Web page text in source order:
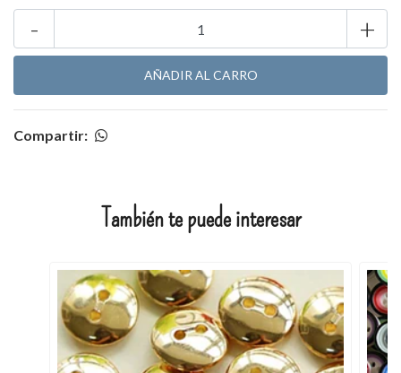
+
-
Compartir:
También te puede interesar